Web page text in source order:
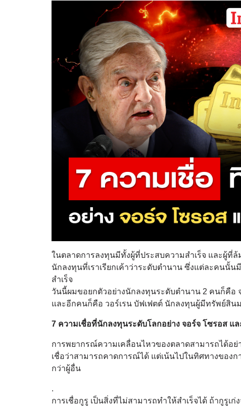
ในตลาดการลงทุนมีทั้งผู้ที่ประสบความสำเร็จ และผู้ที่
นักลงทุนที่เราเรียกเค้าว่าระดับตำนาน ซึ่งแต่ละคนนั้น
สำเร็จ
วันนี้ผมขอยกตัวอย่างนักลงทุนระดับตำนาน 2 คนก็คือ
และอีกคนก็คือ วอร์เรน บัฟเฟตต์ นักลงทุนผู้มีทรัพย์สิน
7 ความเชื่อที่นักลงทุนระดับโลกอย่าง จอร์จ โซรอส แล
การพยากรณ์ความเคลื่อนไหวของตลาดสามารถได้อย่
เชื่อว่าสามารถคาดการณ์ได้ แต่เน้นไปในทิศทางของก
กว่าผู้อื่น
.
การเชื่อกูรู เป็นสิ่งที่ไม่สามารถทำให้สำเร็จได้ ถ้ากูรูเก่